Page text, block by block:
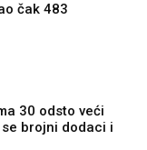
čak 483
30 odsto veći
brojni dodaci i